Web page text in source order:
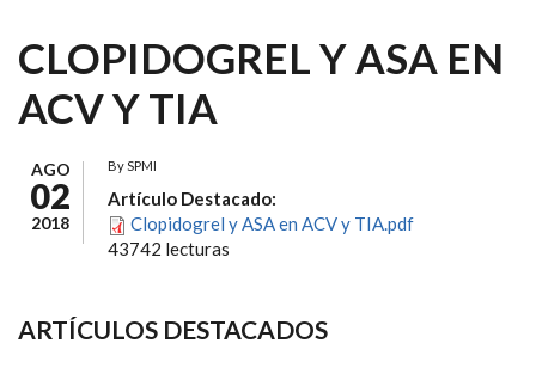
CLOPIDOGREL Y ASA EN
ACV Y TIA
AGO
02
2018
BySPMI
Artículo Destacado:
Clopidogrel y ASA en ACV y TIA.pdf
43742 lecturas
ARTÍCULOS DESTACADOS